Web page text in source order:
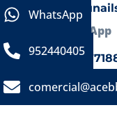
giu_nails7/
WhatsApp
WhatsApp
952440405